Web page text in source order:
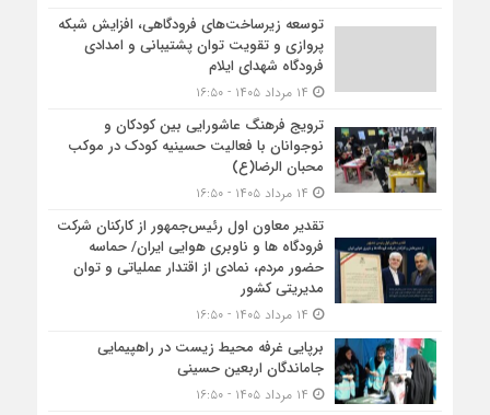
توسعه زیرساخت‌های فرودگاهی، افزایش شبکه
پروازی و تقویت توان پشتیبانی و امدادی
فرودگاه شهدای ایلام
ترویج فرهنگ عاشورایی بین کودکان و
نوجوانان با فعالیت حسینیه کودک در موکب
محبان الرضا(ع)
تقدیر معاون اول رئیس‌جمهور از کارکنان شرکت
فرودگاه ها و ناوبری هوایی ایران/ حماسه
حضور مردم، نمادی از اقتدار عملیاتی و توان
مدیریتی کشور
برپایی غرفه محیط زیست در راهپیمایی
جاماندگان اربعین حسینی